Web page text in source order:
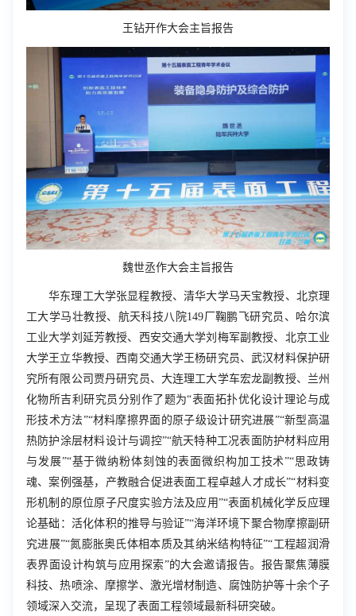
王钻开作大会主旨报告
魏世丞作大会主旨报告
华东理工大学张显程教授、清华大学马天宝教授、北京理
工大学马壮教授、航天科技八院149厂鞠鹏飞研究员、哈尔滨
工业大学刘延芳教授、西安交通大学刘梅军副教授、北京工业
大学王立华教授、西南交通大学王杨研究员、武汉材料保护研
究所有限公司贾丹研究员、大连理工大学车宏龙副教授、兰州
化物所吉利研究员分别作了题为“表面拓扑优化设计理论与成
形技术方法”“材料摩擦界面的原子级设计研究进展”“新型高温
热防护涂层材料设计与调控”“航天特种工况表面防护材料应用
与发展”“基于微纳粉体刻蚀的表面微织构加工技术”“思政铸
魂、案例强基，产教融合促进表面工程卓越人才成长”“材料变
形机制的原位原子尺度实验方法及应用”“表面机械化学反应理
论基础：活化体积的推导与验证”“海洋环境下聚合物摩擦副研
究进展”“氮膨胀奥氏体相本质及其纳米结构特征”“工程超润滑
表界面设计构筑与应用探索”的大会邀请报告。报告聚焦薄膜
科技、热喷涂、摩擦学、激光增材制造、腐蚀防护等十余个子
领域深入交流，呈现了表面工程领域最新科研突破。